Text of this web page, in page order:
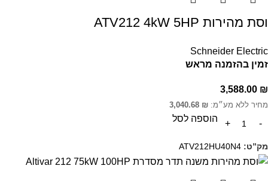
וסת מהירות ATV212 4kW 5HP
Schneider Electric
זמין בהזמנה מראש
3,588.00 ₪
מחיר ללא מע״מ: 3,040.68 ₪
הוספה לסל
מק”ט: ATV212HU40N4